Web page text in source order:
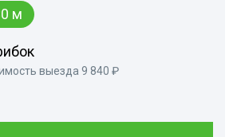
м
выезда 9 840 ₽